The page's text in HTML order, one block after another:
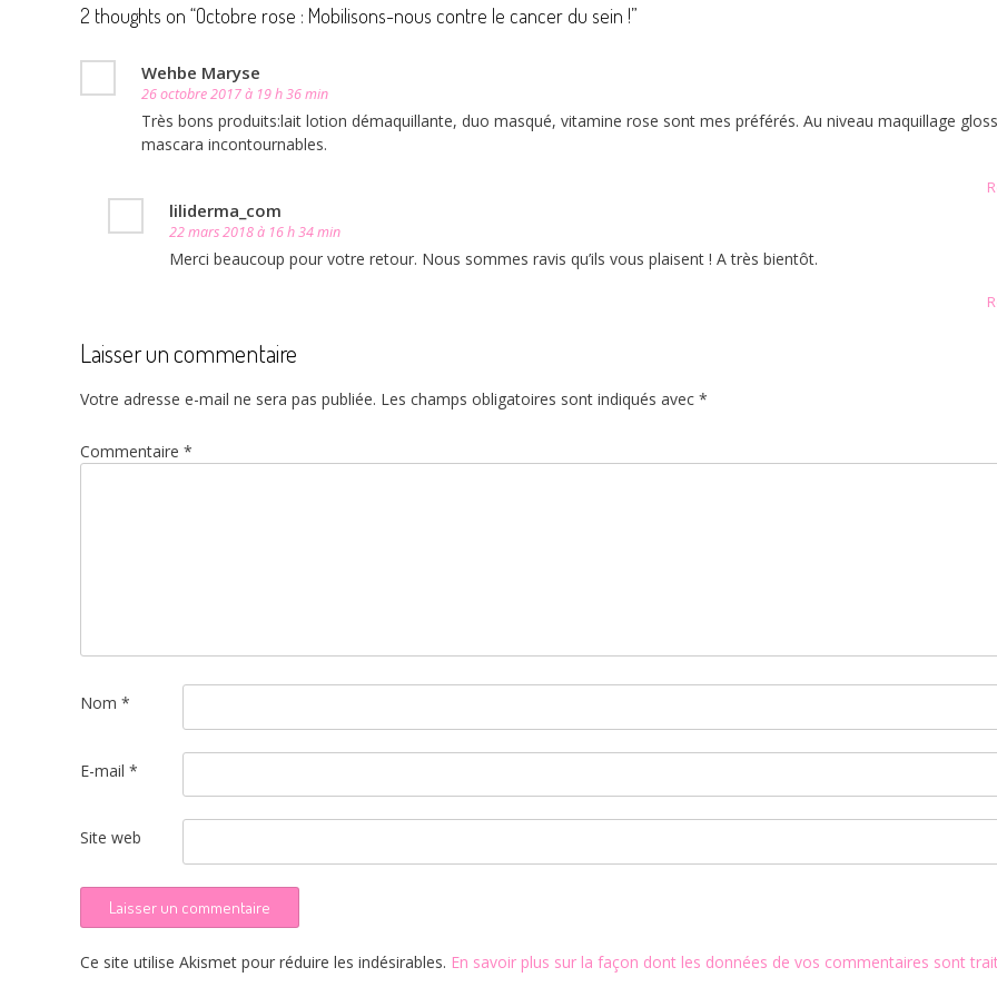
2 thoughts on “Octobre rose : Mobilisons-nous contre le cancer du sein !”
Wehbe Maryse
26 octobre 2017 à 19 h 36 min
Très bons produits:lait lotion démaquillante, duo masqué, vitamine rose sont mes préférés. Au niveau maquillage
mascara incontournables.
liliderma_com
22 mars 2018 à 16 h 34 min
Merci beaucoup pour votre retour. Nous sommes ravis qu’ils vous plaisent ! A très bientôt.
Laisser un commentaire
Votre adresse e-mail ne sera pas publiée. Les champs obligatoires sont indiqués avec *
Commentaire *
Nom *
E-mail *
Site web
Ce site utilise Akismet pour réduire les indésirables. En savoir plus sur la façon dont les données de vos commentaires sont